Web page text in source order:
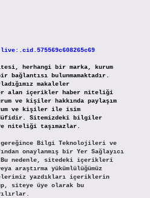
herhangi bir marka, kurum
bulunmamaktadır.
makaleler
alan içerikler haber niteliği
ve kişiler hakkında paylaşım
ve kişiler ile isim
Sitemizdeki bilgiler
niteliği taşımazlar.
gereğince Bilgi Teknolojileri ve
onaylanmış bir Yer Sağlayıcı
Bu nedenle, sitedeki içerikleri
araştırma yükümlülüğümüz
yazdıkları içeriklerin
siteye üye olarak bu